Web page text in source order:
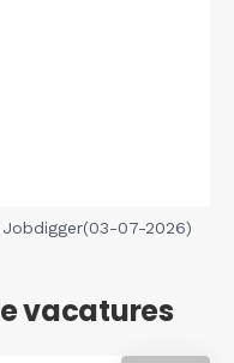
07-2026)
vacatures